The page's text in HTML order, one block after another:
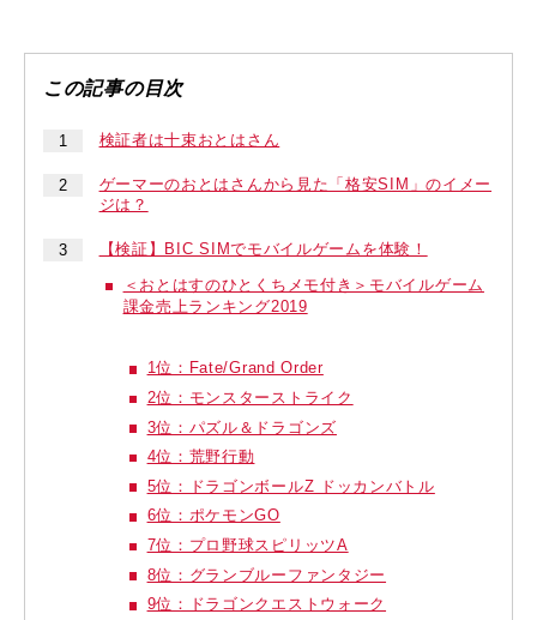
検証者は十束おとはさん
ゲーマーのおとはさんから見た「格安SIM」のイメー
ジは？
【検証】BIC SIMでモバイルゲームを体験！
＜おとはすのひとくちメモ付き＞モバイルゲーム
課金売上ランキング2019
1位：Fate/Grand Order
2位：モンスターストライク
3位：パズル＆ドラゴンズ
4位：荒野行動
5位：ドラゴンボールZ ドッカンバトル
6位：ポケモンGO
7位：プロ野球スピリッツA
8位：グランブルーファンタジー
9位：ドラゴンクエストウォーク